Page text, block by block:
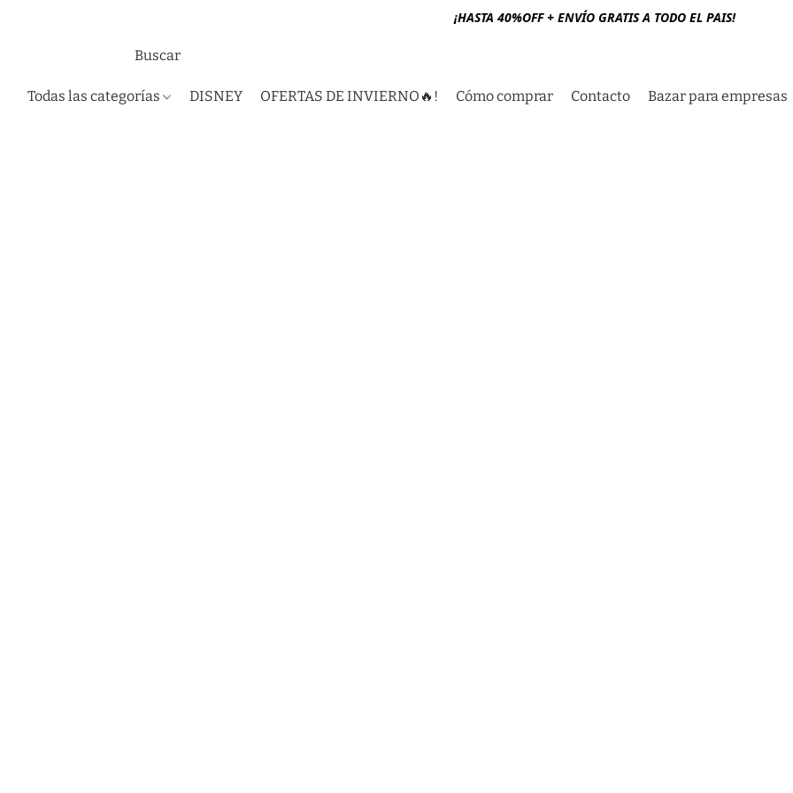
¡HASTA 40%OFF + ENVÍO GRATIS A TODO EL PAIS!
Todas las categorías DISNEY OFERTAS DE INVIERNO🔥! Cómo comprar Contacto Bazar para empresas